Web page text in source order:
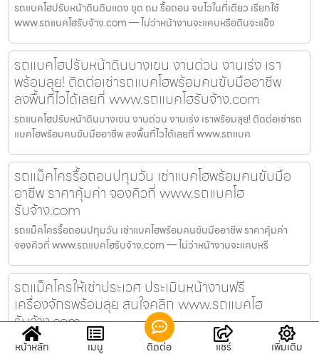
รถแบคโฮปรับหน้าดินดินแดง ขุด ถม รื้อถอน จบไวในที่เดียว เรียกใช้
www.รถแบคโฮรับจ้าง.com — ไม่ว่าหน้างานจะแคบหรือดินจะแข็ง
รถแบคโฮปรับหน้าดินบางเขน งานด่วน งานเร่ง เรา
พร้อมลุย! ติดต่อเช่ารถแบคโฮพร้อมคนขับมืออาชีพ
ลงพื้นที่ไวได้เลยที่ www.รถแบคโฮรับจ้าง.com
รถแบคโฮปรับหน้าดินบางเขน งานด่วน งานเร่ง เราพร้อมลุย! ติดต่อเช่ารถ
แบคโฮพร้อมคนขับมืออาชีพ ลงพื้นที่ไวได้เลยที่ www.รถแบค
รถแม็คโครรื้อถอนปทุมวัน เช่าแบคโฮพร้อมคนขับมือ
อาชีพ ราคาคุ้มค่า จองคิวที่ www.รถแบคโฮ
รับจ้าง.com
รถแม็คโครรื้อถอนปทุมวัน เช่าแบคโฮพร้อมคนขับมืออาชีพ ราคาคุ้มค่า
จองคิวที่ www.รถแบคโฮรับจ้าง.com — ไม่ว่าหน้างานจะแคบหรื
รถแม็คโครให้เช่าประเวศ ประเมินหน้างานฟรี
เครื่องจักรพร้อมลุย สนใจคลิก www.รถแบคโฮ
รับจ้าง.com
รถแม็คโครให้เช่าประเวศ ประเมินหน้างานฟรี เครื่องจักรพร้อมลุย สนใจ
หน้าหลัก เมนู ติดต่อ แชร์ เพิ่มเติม